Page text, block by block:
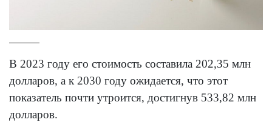
В 2023 году его стоимость составила 202,35 млн
долларов, а к 2030 году ожидается, что этот
показатель почти утроится, достигнув 533,82 млн
долларов.